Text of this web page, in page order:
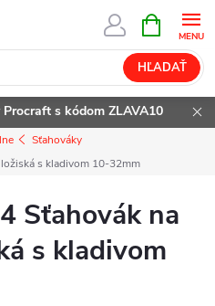
HĽADAŤ
KOŠÍK
s kódom ZLAVA10
Sťahováky
s kladivom 10-32mm
Sťahovák na
s kladivom